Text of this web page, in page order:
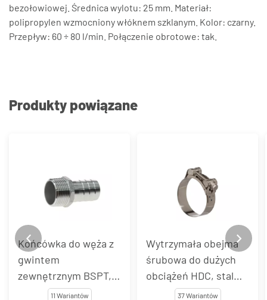
bezołowiowej. Średnica wylotu: 25 mm. Materiał:
polipropylen wzmocniony włóknem szklanym. Kolor: czarny.
Przepływ: 60 ÷ 80 l/min. Połączenie obrotowe: tak.
Produkty powiązane
Końcówka do węża z
gwintem
zewnętrznym BSPT,
stal nierdzewna, typ
11 Wariantów
Wytrzymała obejma
śrubowa do dużych
obciążeń HDC, stal
nierdzewna
37 Wariantów